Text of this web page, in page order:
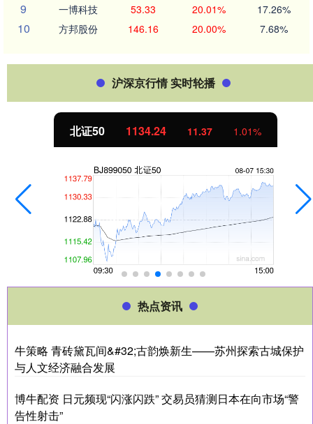
9 一博科技 53.33 20.01% 17.26%
10 方邦股份 146.16 20.00% 7.68%
沪深京行情 实时轮播
北证50 1134.24 11.37 1.01%
热点资讯
牛策略 青砖黛瓦间&#32;古韵焕新生——苏州探索古城保护
与人文经济融合发展
博牛配资 日元频现“闪涨闪跌” 交易员猜测日本在向市场“警
告性射击”